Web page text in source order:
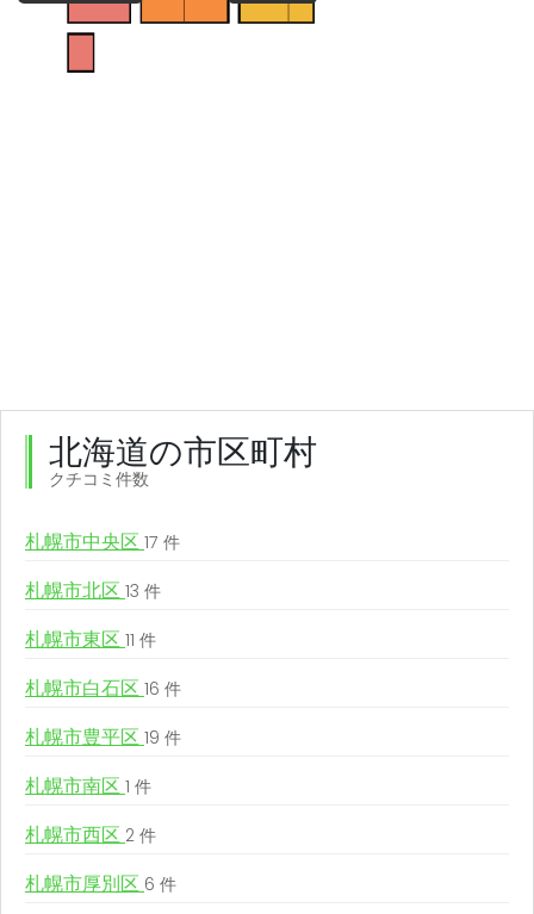
北海道の市区町村
クチコミ件数
札幌市中央区 17 件
札幌市北区 13 件
札幌市東区 11 件
札幌市白石区 16 件
札幌市豊平区 19 件
札幌市南区 1 件
札幌市西区 2 件
札幌市厚別区 6 件